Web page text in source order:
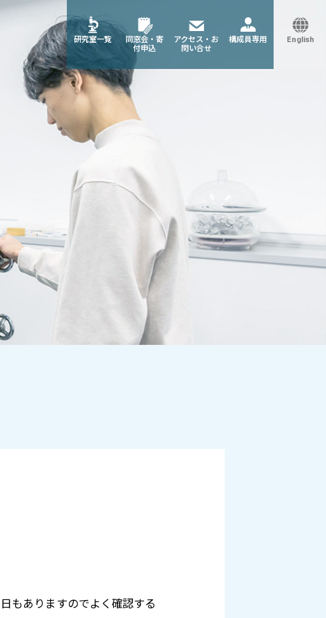
研究室一覧
同窓会・寄
付申込
アクセス・お
問い合せ
構成員専用 English
もありますのでよく確認する